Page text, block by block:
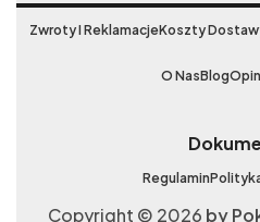
Zwroty I ReklamacjeKoszty
O NasBlog
Regulamin
Copyright © 2026 by